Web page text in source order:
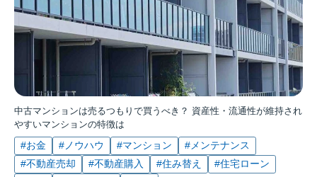
中古マンションは売るつもりで買うべき？ 資産性・流通性が維持され
やすいマンションの特徴は
#お金 #ノウハウ #マンション
#メンテナンス
#不動産売却
#不動産購入 #住み替え
#住宅ローン